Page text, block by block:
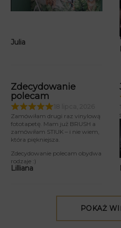
Julia
Zdecydowanie
polecam
Zamówiłam drugi raz vinylową
fototapetę. Mam już BRUSH a
zamówiłam STIUK – i nie wiem,
która piękniejsza.
Zdecydowanie polecam obydwa
rodzaje :)
Lilliana
POKAŻ